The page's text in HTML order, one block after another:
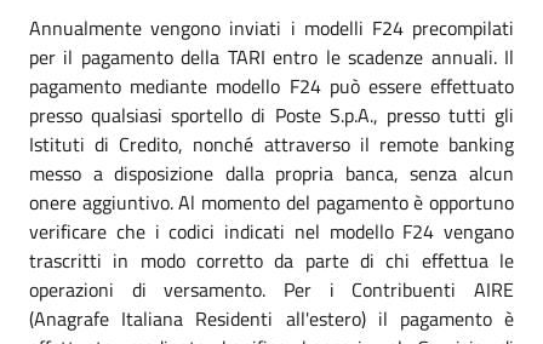
Annualmente vengono inviati i modelli F24 precompilati
per il pagamento della TARI entro le scadenze annuali. Il
pagamento mediante modello F24 può essere effettuato
presso qualsiasi sportello di Poste S.p.A., presso tutti gli
Istituti di Credito, nonché attraverso il remote banking
messo a disposizione dalla propria banca, senza alcun
onere aggiuntivo. Al momento del pagamento è opportuno
verificare che i codici indicati nel modello F24 vengano
trascritti in modo corretto da parte di chi effettua le
operazioni di versamento. Per i Contribuenti AIRE
(Anagrafe Italiana Residenti all'estero) il pagamento è